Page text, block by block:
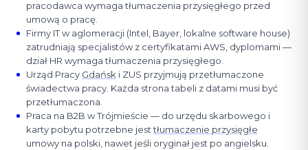
pracodawca wymaga tłumaczenia przysięgłego przed
umową o pracę.
Firmy IT w aglomeracji (Intel, Bayer, lokalne software house)
zatrudniają specjalistów z certyfikatami AWS, dyplomami —
dział HR wymaga tłumaczenia przysięgłego.
Urząd Pracy Gdańsk i ZUS przyjmują przetłumaczone
świadectwa pracy. Każda strona tabeli z datami musi być
przetłumaczona.
Praca na B2B w Trójmieście — do urzędu skarbowego i
karty pobytu potrzebne jesttłumaczenie przysięgłe
umowy na polski, nawet jeśli oryginał jest po angielsku.